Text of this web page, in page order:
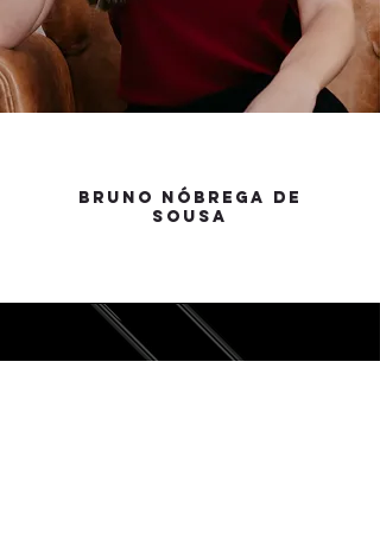
BRUNO NÓBREGA DE
SOUSA